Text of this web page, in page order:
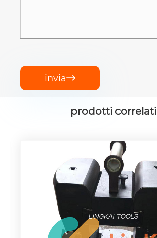
invia
prodotti correlati